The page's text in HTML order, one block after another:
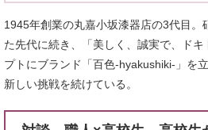
1945年創業の丸嘉小坂漆器店の3代目。
た先代に続き、「美しく、誠実で、ド
プトにブランド「百色-hyakushiki-」を
新しい挑戦を続けている。